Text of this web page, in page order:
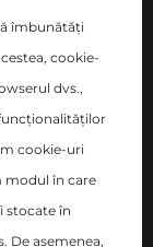
nr. 200, bl. B,
îmbunătăți
cookie-
dvs.,
cookie-uri
modul în care
stocate în
De asemenea,